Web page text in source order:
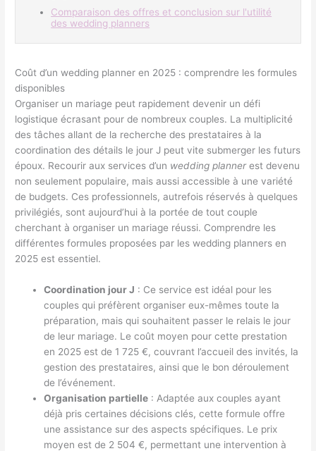
Comparaison des offres et conclusion sur l'utilité
des wedding planners
Coût d’un wedding planner en 2025 : comprendre les formules
disponibles
Organiser un mariage peut rapidement devenir un défi
logistique écrasant pour de nombreux couples. La multiplicité
des tâches allant de la recherche des prestataires à la
coordination des détails le jour J peut vite submerger les futurs
époux. Recourir aux services d’un wedding plannerest devenu
non seulement populaire, mais aussi accessible à une variété
de budgets. Ces professionnels, autrefois réservés à quelques
privilégiés, sont aujourd’hui à la portée de tout couple
cherchant à organiser un mariage réussi. Comprendre les
différentes formules proposées par les wedding planners en
2025 est essentiel.
Coordination jour J : Ce service est idéal pour les
couples qui préfèrent organiser eux-mêmes toute la
préparation, mais qui souhaitent passer le relais le jour
de leur mariage. Le coût moyen pour cette prestation
en 2025 est de 1 725 €, couvrant l’accueil des invités, la
gestion des prestataires, ainsi que le bon déroulement
de l’événement.
Organisation partielle : Adaptée aux couples ayant
déjà pris certaines décisions clés, cette formule offre
une assistance sur des aspects spécifiques. Le prix
moyen est de 2 504 €, permettant une intervention à